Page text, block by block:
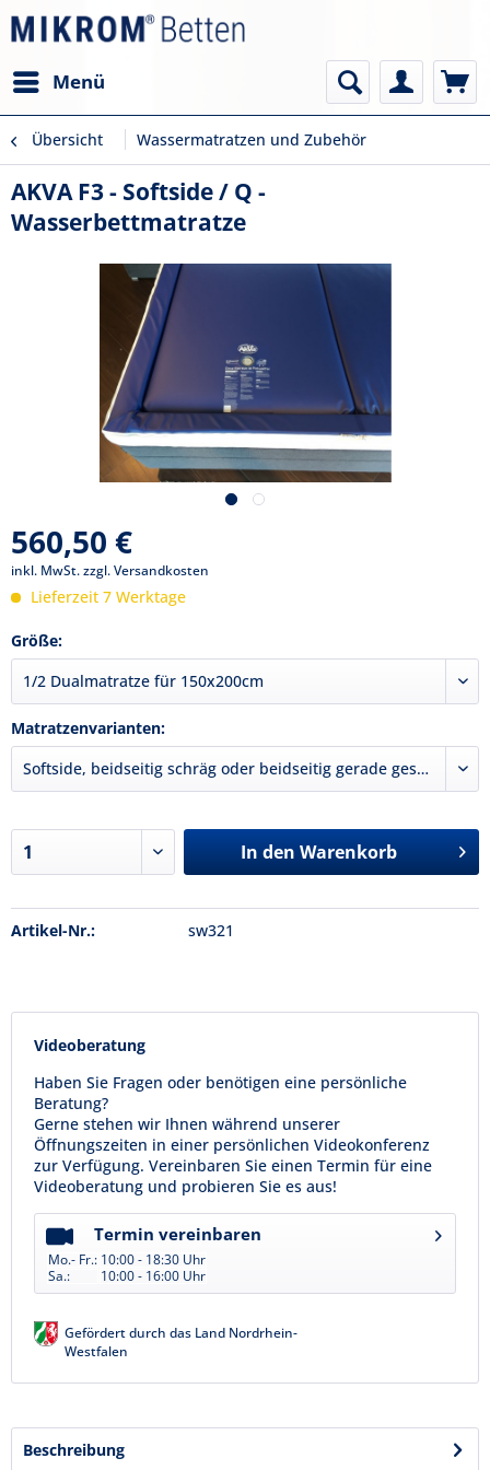
Menü
Übersicht Wassermatratzen und Zubehör
AKVA F3 - Softside / Q -
Wasserbettmatratze
560,50 €
inkl. MwSt.zzgl. Versandkosten
Lieferzeit 7 Werktage
Größe:
Matratzenvarianten:
In den Warenkorb
Artikel-Nr.: sw321
Videoberatung
Haben Sie Fragen oder benötigen eine persönliche
Beratung?
Gerne stehen wir Ihnen während unserer
Öffnungszeiten in einer persönlichen Videokonferenz
zur Verfügung. Vereinbaren Sie einen Termin für eine
Videoberatung und probieren Sie es aus!
Termin vereinbaren
Mo.- Fr.: 10:00 - 18:30 Uhr
Sa.:
10:00 - 16:00 Uhr
Gefördert durch das Land Nordrhein-
Westfalen
Beschreibung